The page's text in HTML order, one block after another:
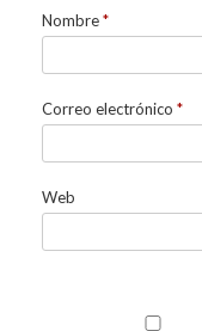
Nombre*
Correo electrónico *
Web